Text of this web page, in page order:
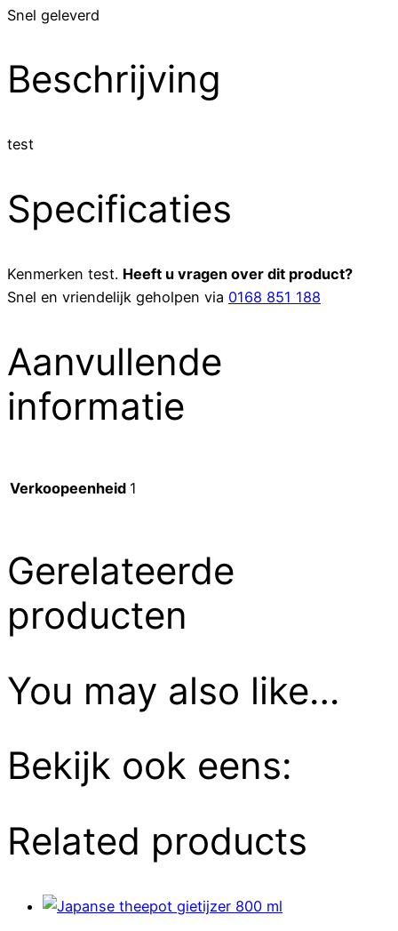
Snel geleverd
Beschrijving
test
Specificaties
Kenmerken test. Heeft u vragen over dit product?
Snel en vriendelijk geholpen via 0168 851 188
Aanvullende
informatie
Verkoopeenheid 1
Gerelateerde
producten
You may also like…
Bekijk ook eens:
Related products